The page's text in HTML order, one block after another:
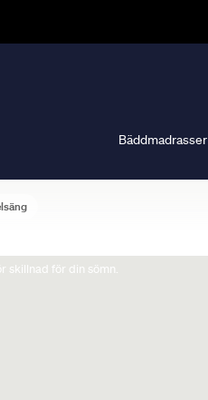
skillnad för din sömn.
Bäddmadrasser